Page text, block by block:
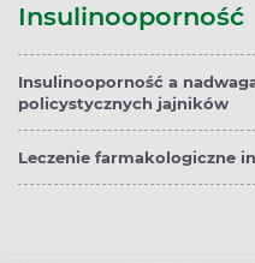
Insulinooporność
Insulinooporność a
policystycznych jajników
Leczenie farmakologiczne